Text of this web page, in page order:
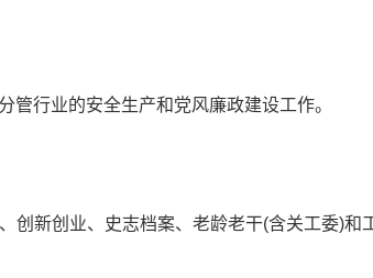
管行业的安全生产和党风廉政建设工作。
创新创业、史志档案、老龄老干(含关工委)